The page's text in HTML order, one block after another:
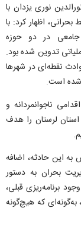
نوری یزدان با
اظهار کرد: با
جامعی در دو حوزه
تدوین شده بود.
نقطه‌ای در شهر‌ها
شده است.
ناجوانمردانه و
استان لرستان را هدف
به این حادثه، اضافه
بحران به دستور
برنامه‌ریزی قبلی،
به‌گونه‌ای که هیچ‌گونه